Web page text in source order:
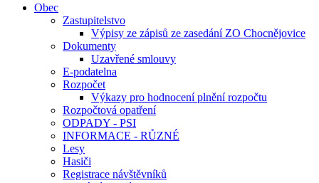
Obec
Zastupitelstvo
Výpisy ze zápisů ze zasedání ZO Chocnějovice
Dokumenty
Uzavřené smlouvy
E-podatelna
Rozpočet
Výkazy pro hodnocení plnění rozpočtu
Rozpočtová opatření
ODPADY - PSI
INFORMACE - RŮZNÉ
Lesy
Hasiči
Registrace návštěvníků